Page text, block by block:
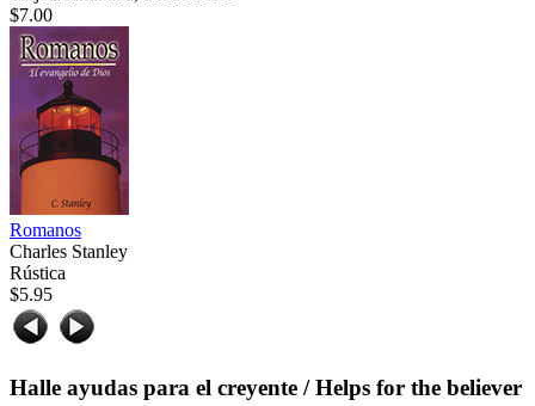
$7.00
Romanos
Charles Stanley
Rústica
$5.95
Halle ayudas para el creyente / Helps for the believer